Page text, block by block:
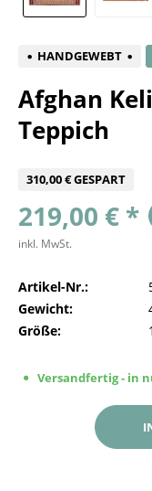
HANDGEWEBT
Afghan
Teppich
310,00 € GESPART
219,00 € *
inkl. MwSt.
Artikel-Nr.:
Gewicht:
Größe:
Versandfertig - in